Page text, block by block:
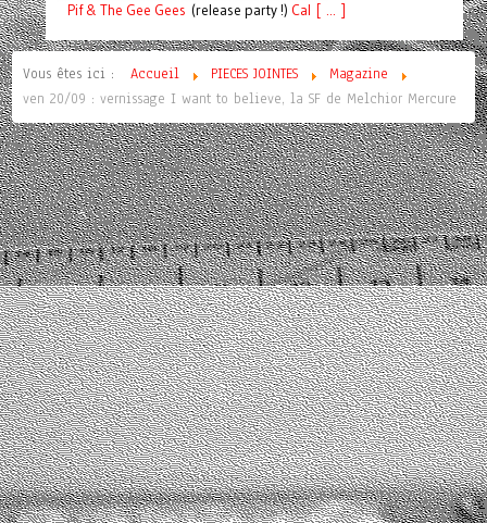
Pif& The Gee Gees (release party !) Cal [ ... ]
Vous êtes ici : Accueil PIECES JOINTES
Magazine
ven 20/09 : vernissage I want to believe, la SF de Melchior Mercure